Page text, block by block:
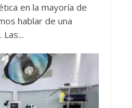
en la mayoría de
hablar de una